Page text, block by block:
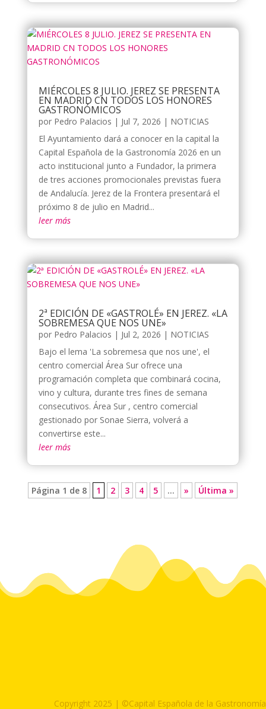
MIÉRCOLES 8 JULIO. JEREZ SE PRESENTA
EN MADRID CN TODOS LOS HONORES
GASTRONÓMICOS
por Pedro Palacios | Jul 7, 2026 | NOTICIAS
El Ayuntamiento dará a conocer en la capital la
Capital Española de la Gastronomía 2026 en un
acto institucional junto a Fundador, la primera
de tres acciones promocionales previstas fuera
de Andalucía. Jerez de la Frontera presentará el
próximo 8 de julio en Madrid...
leer más
2ª EDICIÓN DE «GASTROLÉ» EN JEREZ. «LA
SOBREMESA QUE NOS UNE»
por Pedro Palacios | Jul 2, 2026 | NOTICIAS
Bajo el lema 'La sobremesa que nos une', el
centro comercial Área Sur ofrece una
programación completa que combinará cocina,
vino y cultura, durante tres fines de semana
consecutivos. Área Sur , centro comercial
gestionado por Sonae Sierra, volverá a
convertirse este...
leer más
Página 1 de 8 1 2 3 4 5 ... » Última »
Copyright 2025 | ©Capital Española de la Gastronomía